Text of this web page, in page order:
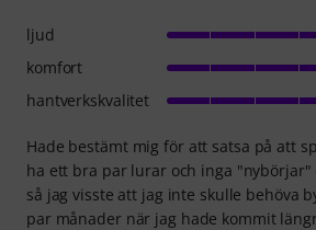
Hade bestämt mig för att satsa på att
ha ett bra par lurar och inga
så jag visste att jag inte skulle behöva
par månader när jag hade kommit
ljud
komfort
hantverkskvalitet